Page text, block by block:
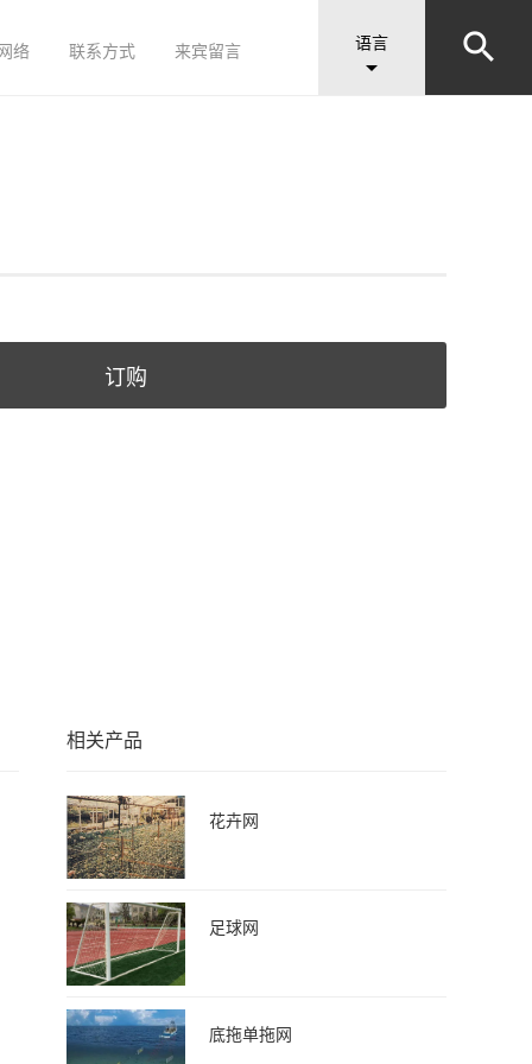
络 联系方式 来宾留言 语言
 
订购
相关产品
花卉网
足球网
底拖单拖网